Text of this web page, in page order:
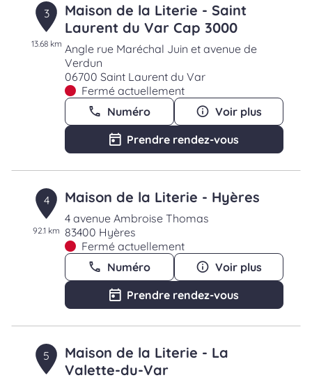
3
13.68 km
Maison de la Literie - Saint
Laurent du Var Cap 3000
Angle rue Maréchal Juin et avenue de
Verdun
06700 Saint Laurent du Var
Fermé actuellement
Numéro
Voir plus
Prendre rendez-vous
4
92.1 km
Maison de la Literie - Hyères
4 avenue Ambroise Thomas
83400 Hyères
Fermé actuellement
Numéro
Voir plus
Prendre rendez-vous
5
Maison de la Literie - La
Valette-du-Var